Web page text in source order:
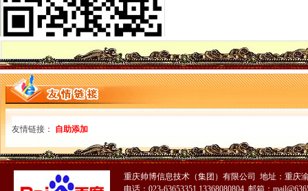
【代理注册上海公司、代理记账、免费注册地址】-公司注册-南京赶集网
免费注册-JiaThis
【免费注册商标注册商标免费咨询】-省内其它易登网
免费注册QQ微信号—申请QQ号免费
北京个人免费注册简历信息--北京人才热线
等等免费注册商标商标v公司阿的【今日推荐网】
免费注册玩游戏每个3.5元_任务威客网_劳务
免费代注册
免费注册目标通行证|免费注册目标一号通
软件免费注册登录-Focusky动画演示大师官网
免费注册
1-1免费注册有赞开店_在线观看
qq申请号码免费注册的地址_图文教程_教程_2345软件教程（多
友情链接： 自助添加
重庆帅博信息技术（集团）有限公司 地址：重庆
电话：023-63653351 13368080804 邮箱：